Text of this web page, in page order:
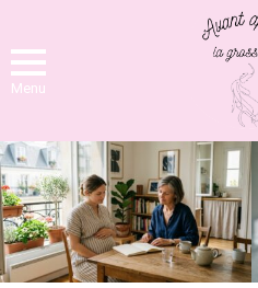
Menu
LATEST
STORIES